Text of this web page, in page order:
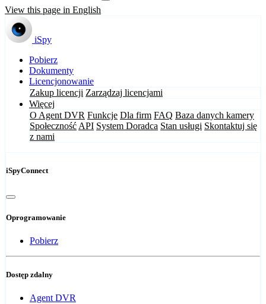
View this page in English
iSpy
Pobierz
Dokumenty
Licencjonowanie
Zakup licencji Zarządzaj licencjami
Więcej
O Agent DVR Funkcje Dla firm FAQ Baza danych kamery
Społeczność API System Doradca Stan usługi Skontaktuj się
z nami
iSpyConnect
Oprogramowanie
Pobierz
Dostęp zdalny
Agent DVR